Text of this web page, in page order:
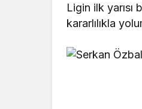
Ligin ilk yarısı
kararlılıkla